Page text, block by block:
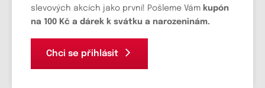
slevových akcích jako první! Pošleme Vám kupón
na 100 Kč a dárek k svátku a narozeninám.
Chci se přihlásit